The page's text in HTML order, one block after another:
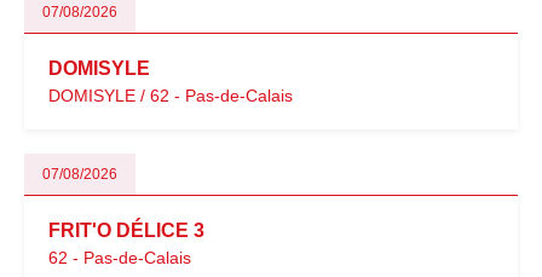
07/08/2026
DOMISYLE
DOMISYLE / 62 - Pas-de-Calais
07/08/2026
FRIT'O DÉLICE 3
62 - Pas-de-Calais